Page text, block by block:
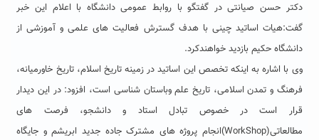
دکتر حسن صیانتی در گفتگو با روابط عمومی دانشگاه با اعلام این خبر
گفت:هیات اساتید چینی با هدف گسترش فعالیت های علمی و آموزشی از
دانشگاه حکیم بازدید خواهندکرد.
وی با اشاره به اینکه تخصص این اساتید در زمینه تاریخ اسلام، تاریخ خاورمیانه،
فرهنگ و تمدن اسلامی، تاریخ علم وباستان شناسی است، افزود: در این دیدار
قرار است در خصوص تبادل استاد و دانشجو، فرصت های
مطالعاتی(WorkShop)انجام پروژه های مشترک جاده جدید ابریشم و جایگاه